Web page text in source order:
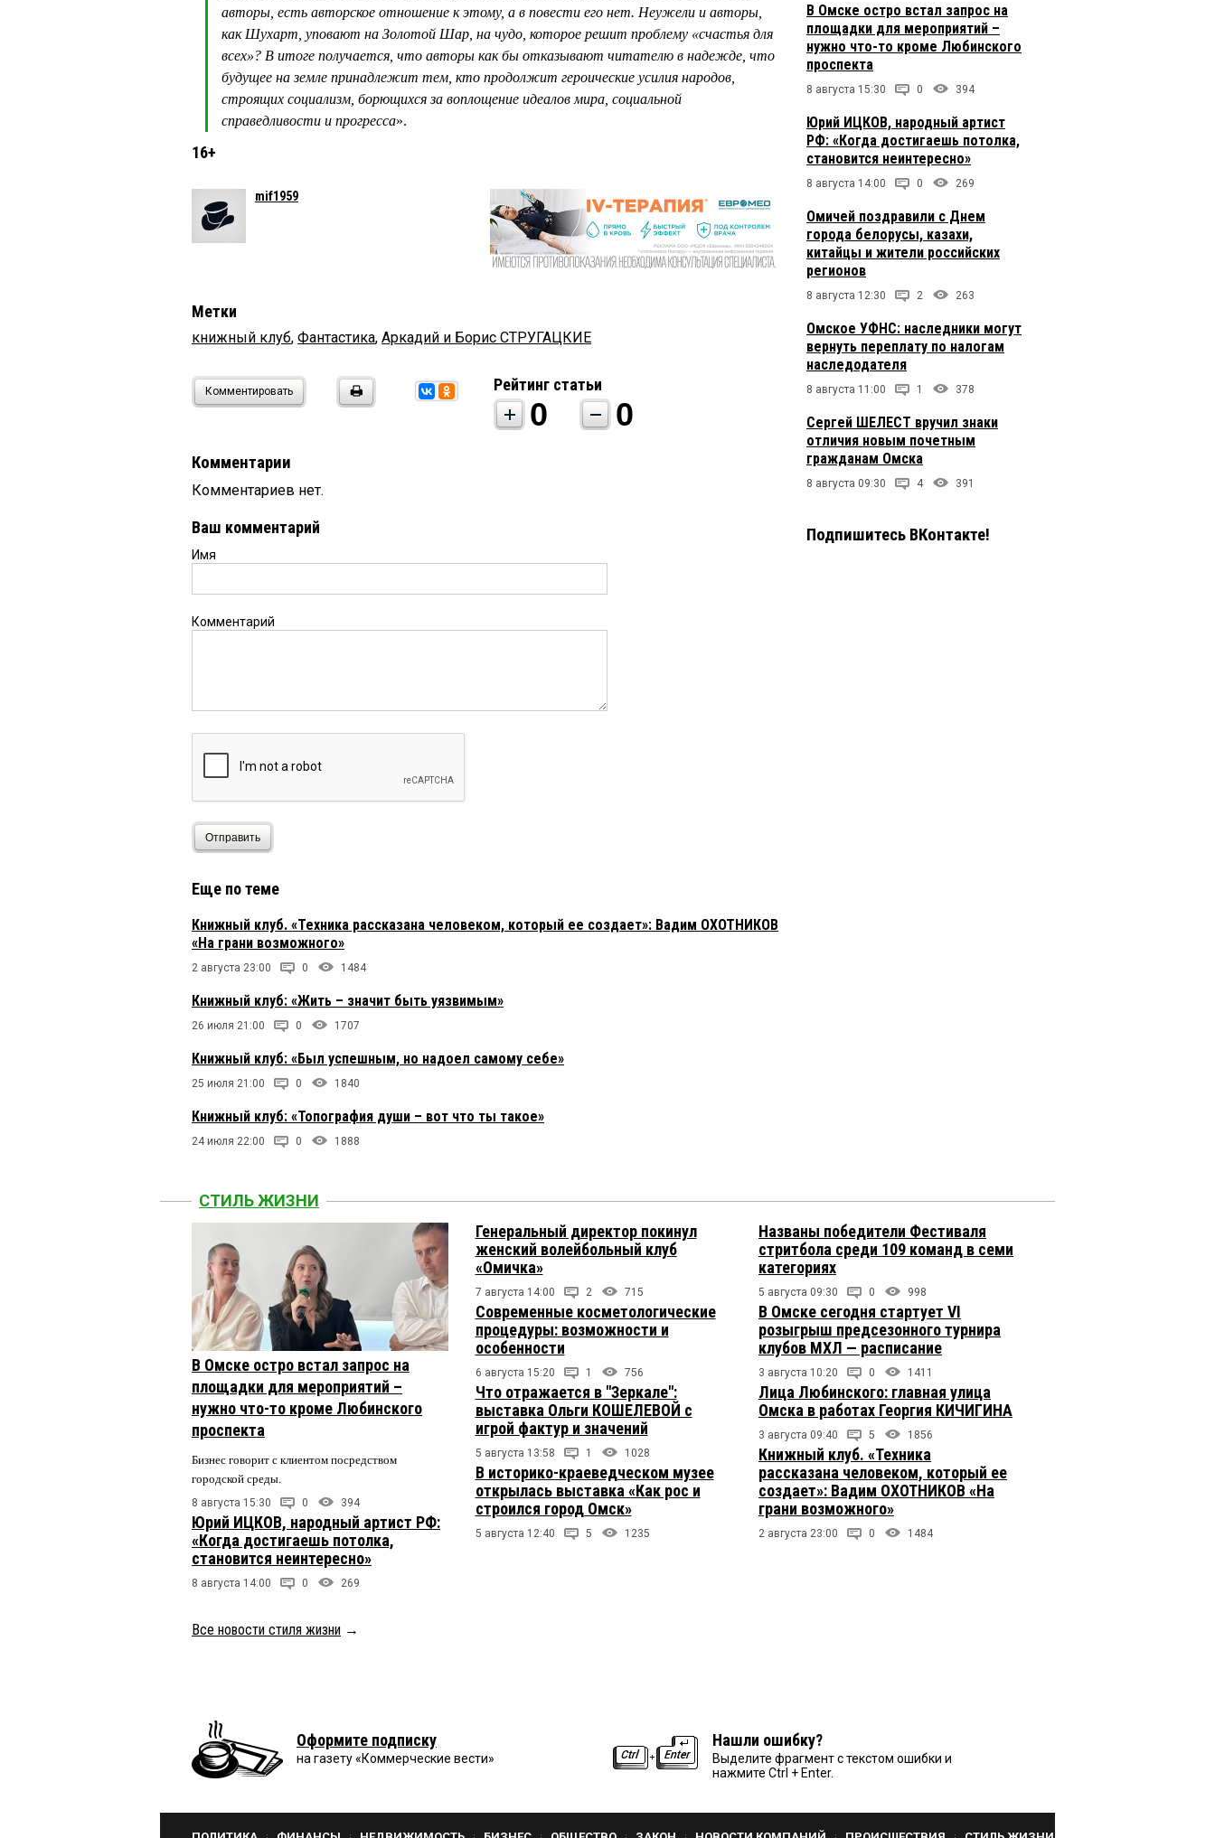
авторы, есть авторское отношение к этому, а в повести его нет. Неужели и авторы,
как Шухарт, уповают на Золотой Шар, на чудо, которое решит проблему «счастья для
всех»? В итоге получается, что авторы как бы отказывают читателю в надежде, что
будущее на земле принадлежит тем, кто продолжит героические усилия народов,
строящих социализм, борющихся за воплощение идеалов мира, социальной
справедливости и прогресса».
16+
mif1959
Метки
книжный клуб, Фантастика, Аркадий и Борис СТРУГАЦКИЕ
Комментировать Рейтинг статьи
0 0
Комментарии
Комментариев нет.
Ваш комментарий
Имя
Комментарий
Отправить
Еще по теме
Книжный клуб. «Техника рассказана человеком, который ее создает»: Вадим ОХОТНИКОВ
«На грани возможного»
2 августа 23:00 0 1484
Книжный клуб: «Жить – значит быть уязвимым»
26 июля 21:00 0 1707
Книжный клуб: «Был успешным, но надоел самому себе»
25 июля 21:00 0 1840
Книжный клуб: «Топография души – вот что ты такое»
24 июля 22:00 0 1888
В Омске остро встал запрос на
площадки для мероприятий –
нужно что-то кроме Любинского
проспекта
8 августа 15:30 0 394
Юрий ИЦКОВ, народный артист
РФ: «Когда достигаешь потолка,
становится неинтересно»
8 августа 14:00 0 269
Омичей поздравили с Днем
города белорусы, казахи,
китайцы и жители российских
регионов
8 августа 12:30 2 263
Омское УФНС: наследники могут
вернуть переплату по налогам
наследодателя
8 августа 11:00 1 378
Сергей ШЕЛЕСТ вручил знаки
отличия новым почетным
гражданам Омска
8 августа 09:30 4 391
Подпишитесь ВКонтакте!
СТИЛЬ ЖИЗНИ
В Омске остро встал запрос на
площадки для мероприятий –
нужно что-то кроме Любинского
проспекта
Бизнес говорит с клиентом посредством
городской среды.
8 августа 15:30 0 394
Юрий ИЦКОВ, народный артист РФ:
«Когда достигаешь потолка,
становится неинтересно»
8 августа 14:00 0 269
Генеральный директор покинул
женский волейбольный клуб
«Омичка»
7 августа 14:00 2 715
Современные косметологические
процедуры: возможности и
особенности
6 августа 15:20 1 756
Что отражается в "Зеркале":
выставка Ольги КОШЕЛЕВОЙ с
игрой фактур и значений
5 августа 13:58 1 1028
В историко-краеведческом музее
открылась выставка «Как рос и
строился город Омск»
5 августа 12:40 5 1235
Названы победители Фестиваля
стритбола среди 109 команд в семи
категориях
5 августа 09:30 0 998
В Омске сегодня стартует VI
розыгрыш предсезонного турнира
клубов МХЛ — расписание
3 августа 10:20 0 1411
Лица Любинского: главная улица
Омска в работах Георгия КИЧИГИНА
3 августа 09:40 5 1856
Книжный клуб. «Техника
рассказана человеком, который ее
создает»: Вадим ОХОТНИКОВ «На
грани возможного»
2 августа 23:00 0 1484
Все новости стиля жизни →
Оформите подписку
на газету «Коммерческие вести»
Нашли ошибку?
Выделите фрагмент с текстом ошибки и
нажмите Ctrl + Enter.